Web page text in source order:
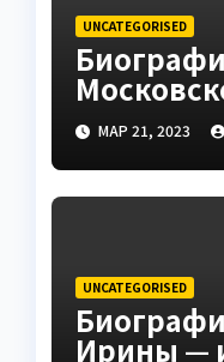
UNCATEGORISED
до
МАР 21, 2023
UNCATEGORISED
Ирины —